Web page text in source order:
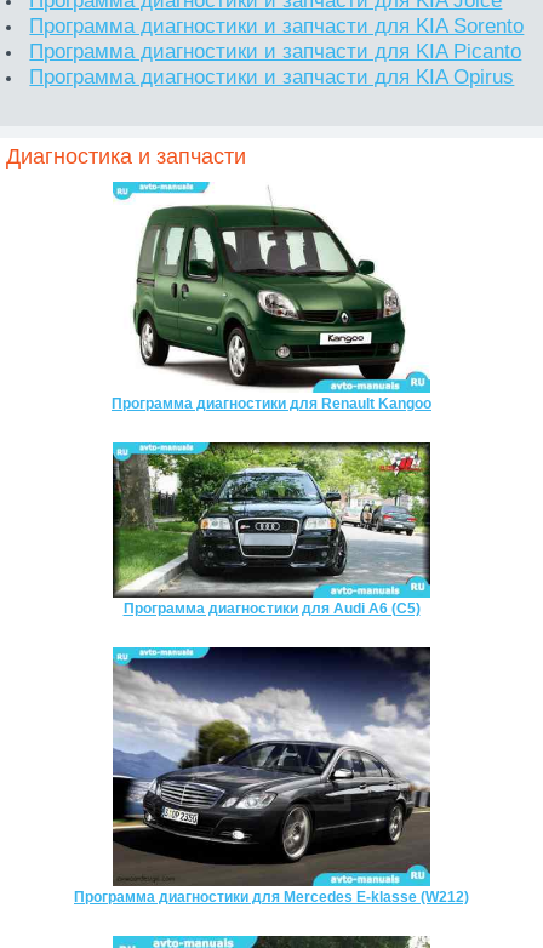
Программа диагностики и запчасти для KIA Sorento
Программа диагностики и запчасти для KIA Picanto
Программа диагностики и запчасти для KIA Opirus
Диагностика и запчасти
Программа диагностики для Renault Kangoo
Программа диагностики для Audi A6 (C5)
Программа диагностики для Mercedes E-klasse (W212)